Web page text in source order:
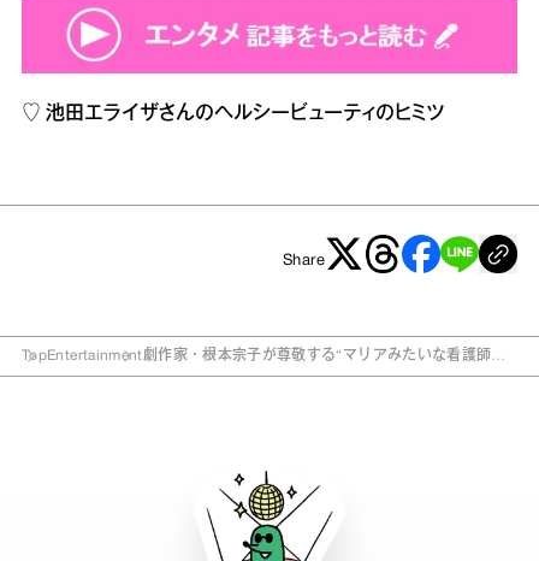
♡ 池田エライザさんのヘルシービューティのヒミツ
Share
TopEntertainment劇作家・根本宗子が尊敬する“マリアみたいな看護師さ